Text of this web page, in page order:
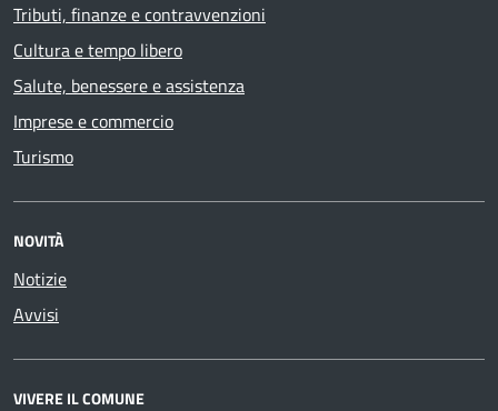
Tributi, finanze e contravvenzioni
Cultura e tempo libero
Salute, benessere e assistenza
Imprese e commercio
Turismo
NOVITÀ
Notizie
Avvisi
VIVERE IL COMUNE